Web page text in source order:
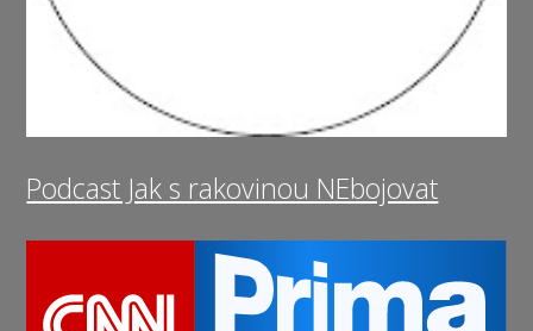
Podcast Jak s rakovinou NEbojovat